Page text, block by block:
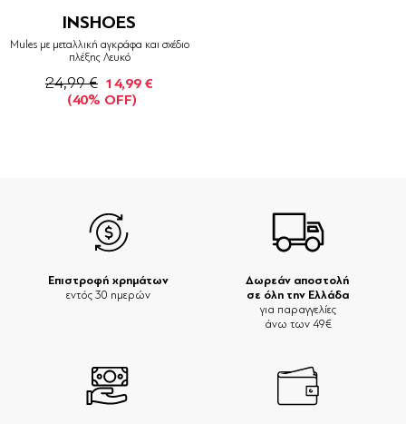
INSHOES
Mules με μεταλλική αγκράφα και σχέδιο
πλέξης Λευκό
24,99 € 14,99 €
(40% OFF)
Δωρεάν αποστολή
σε όλη την Ελλάδα
για παραγγελίες
άνω των 49€
Επιστροφή χρημάτων
εντός 30 ημερών